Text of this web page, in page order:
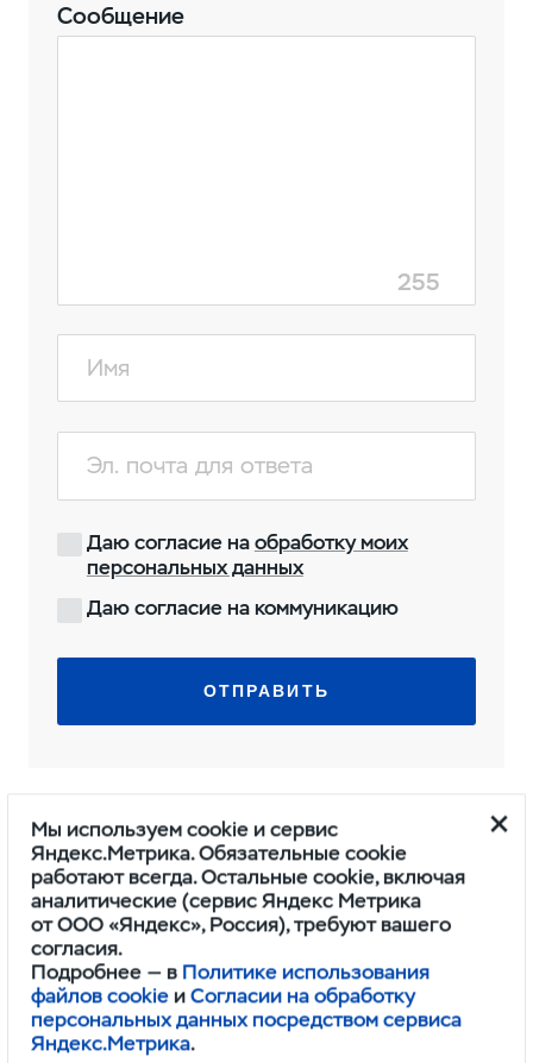
Сообщение
255
Даю согласие наобработку моих
персональных данных
Даю согласие на коммуникацию
ОТПРАВИТЬ
Электронная сервисная
книжка
Мы используем cookie и сервис
Яндекс.Метрика. Обязательные cookie
работают всегда. Остальные cookie, включая
аналитические (сервис Яндекс Метрика
от ООО «Яндекс», Россия), требуют вашего
согласия.
Подробнее — в Политике использования
файлов cookie иСогласии на обработку
персональных данных посредством сервиса
Яндекс.Метрика.